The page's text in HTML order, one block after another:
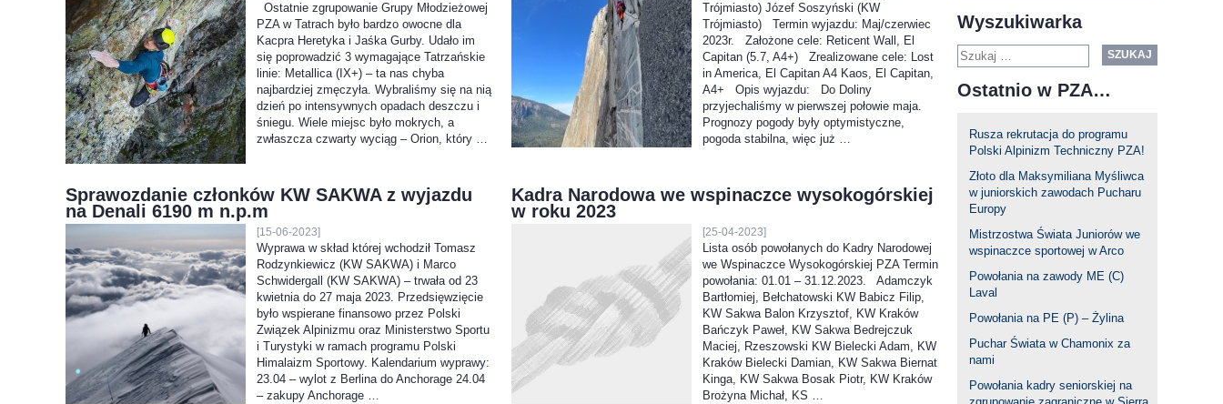
Wyszukiwarka
SZUKAJ
Ostatnio w PZA…
Rusza rekrutacja do programu
Polski Alpinizm Techniczny PZA!
Złoto dla Maksymiliana Myśliwca
w juniorskich zawodach Pucharu
Europy
Mistrzostwa Świata Juniorów we
wspinaczce sportowej w Arco
Powołania na zawody ME (C)
Laval
Powołania na PE (P) – Żylina
Puchar Świata w Chamonix za
nami
Powołania kadry seniorskiej na
Ostatnie zgrupowanie Grupy Młodzieżowej
PZA w Tatrach było bardzo owocne dla
Kacpra Heretyka i Jaśka Gurby. Udało im
się poprowadzić 3 wymagające Tatrzańskie
linie: Metallica (IX+) – ta nas chyba
najbardziej zmęczyła. Wybraliśmy się na nią
dzień po intensywnych opadach deszczu i
śniegu. Wiele miejsc było mokrych, a
zwłaszcza czwarty wyciąg – Orion, który …
Trójmiasto) Józef Soszyński (KW
Trójmiasto) Termin wyjazdu: Maj/czerwiec
2023r. Założone cele: Reticent Wall, El
Capitan (5.7, A4+) Zrealizowane cele: Lost
in America, El Capitan A4 Kaos, El Capitan,
A4+ Opis wyjazdu: Do Doliny
przyjechaliśmy w pierwszej połowie maja.
Prognozy pogody były optymistyczne,
pogoda stabilna, więc już …
Sprawozdanie członków KW SAKWA z wyjazdu
na Denali 6190 m n.p.m
[15-06-2023]
Wyprawa w skład której wchodził Tomasz
Rodzynkiewicz (KW SAKWA) i Marco
Schwidergall (KW SAKWA) – trwała od 23
kwietnia do 27 maja 2023. Przedsięwzięcie
było wspierane finansowo przez Polski
Związek Alpinizmu oraz Ministerstwo Sportu
i Turystyki w ramach programu Polski
Himalaizm Sportowy. Kalendarium wyprawy:
23.04 – wylot z Berlina do Anchorage 24.04
– zakupy Anchorage …
Kadra Narodowa we wspinaczce wysokogórskiej
w roku 2023
[25-04-2023]
Lista osób powołanych do Kadry Narodowej
we Wspinaczce Wysokogórskiej PZA Termin
powołania: 01.01 – 31.12.2023. Adamczyk
Bartłomiej, Bełchatowski KW Babicz Filip,
KW Sakwa Balon Krzysztof, KW Kraków
Bańczyk Paweł, KW Sakwa Bedrejczuk
Maciej, Rzeszowski KW Bielecki Adam, KW
Kraków Bielecki Damian, KW Sakwa Biernat
Kinga, KW Sakwa Bosak Piotr, KW Kraków
Brożyna Michał, KS …